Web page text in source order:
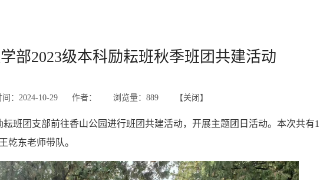
学部2023级本科励耘班秋季班团共建活动
间：2024-10-29 作者： 浏览量： 889 【关闭 】
耘班团支部前往香山公园进行班团共建活动，开展主题团日活动。本次共有
乾东老师带队。